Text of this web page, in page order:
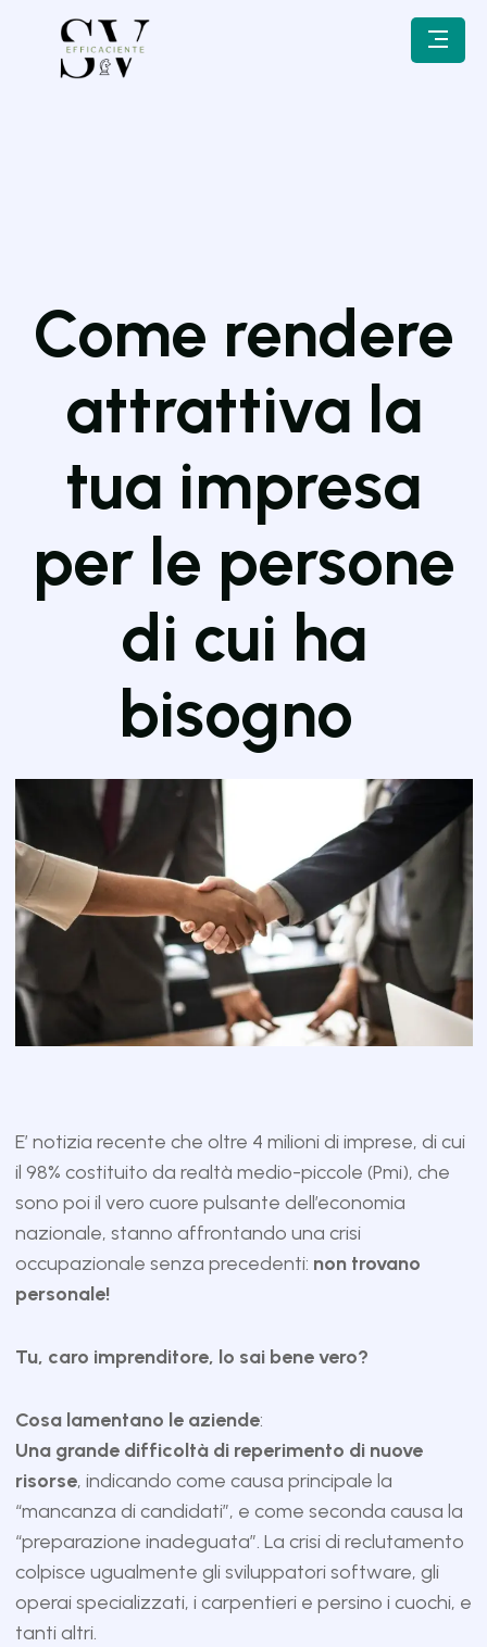
Come rendere
attrattiva la
tua impresa
per le persone
di cui ha
bisogno
E’ notizia recente che oltre 4 milioni di imprese, di cui
il 98% costituito da realtà medio-piccole (Pmi), che
sono poi il vero cuore pulsante dell’economia
nazionale, stanno affrontando una crisi
occupazionale senza precedenti: non trovano
personale!
Tu, caro imprenditore, lo sai bene vero?
Cosa lamentano le aziende:
Una grande difficoltà di reperimento di nuove
risorse, indicando come causa principale la
“mancanza di candidati”, e come seconda causa la
“preparazione inadeguata”. La crisi di reclutamento
colpisce ugualmente gli sviluppatori software, gli
operai specializzati, i carpentieri e persino i cuochi, e
tanti altri.